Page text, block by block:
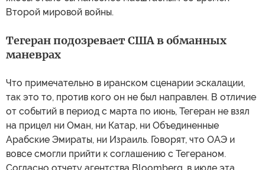
Второй мировой войны.
Тегеран подозревает США в обманных
маневрах
Что примечательно в иранском сценарии эскалации,
так это то, против кого он не был направлен. В отличие
от событий в период с марта по июнь, Тегеран не взял
на прицел ни Оман, ни Катар, ни Объединенные
Арабские Эмираты, ни Израиль. Говорят, что ОАЭ и
вовсе смогли прийти к соглашению с Тегераном.